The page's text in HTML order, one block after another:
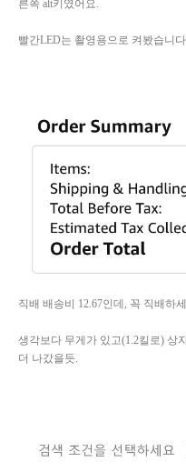
른쪽 alt키였어요.
빨간LED는 촬영용으로 켜봤습니
직배 배송비 12.67인데, 꼭 직배하
생각보다 무게가 있고(1.2킬로) 상
더 나갔을듯.